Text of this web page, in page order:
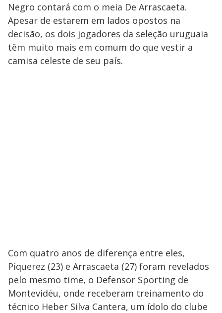
Negro contará com o meia De Arrascaeta.
Apesar de estarem em lados opostos na
decisão, os dois jogadores da seleção uruguaia
têm muito mais em comum do que vestir a
camisa celeste de seu país.
Com quatro anos de diferença entre eles,
Piquerez (23) e Arrascaeta (27) foram revelados
pelo mesmo time, o Defensor Sporting de
Montevidéu, onde receberam treinamento do
técnico Heber Silva Cantera, um ídolo do clube